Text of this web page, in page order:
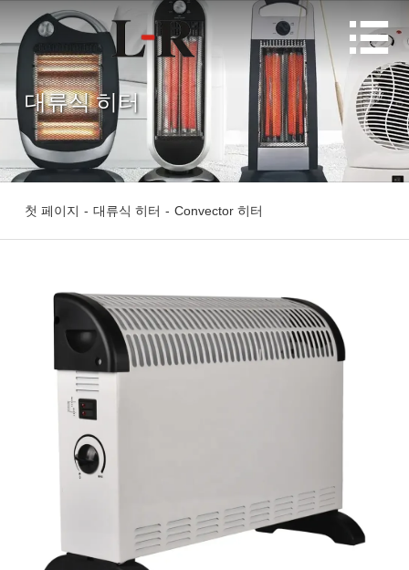

대류식 히터
첫 페이지 - 대류식 히터 - Convector 히터